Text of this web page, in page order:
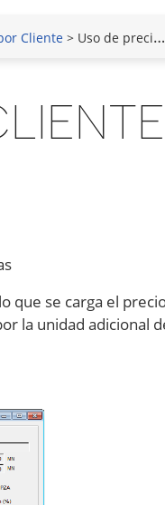
Cliente > Uso de precios por cliente en Ventas
que se carga el
la unidad adicional